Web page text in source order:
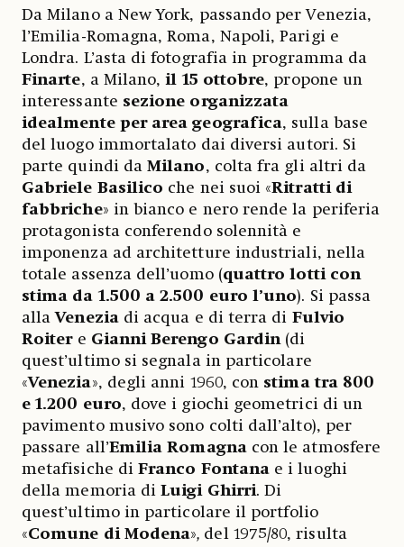
Da Milano a New York, passando per Venezia,
l’Emilia-Romagna, Roma, Napoli, Parigi e
Londra. L’asta di fotografia in programma da
Finarte, a Milano, il 15 ottobre, propone un
interessante sezione organizzata
idealmente per area geografica, sulla base
del luogo immortalato dai diversi autori. Si
parte quindi daMilano, colta fra gli altri da
Gabriele Basilico che nei suoi «Ritratti di
fabbriche» in bianco e nero rende la periferia
protagonista conferendo solennità e
imponenza ad architetture industriali, nella
totale assenza dell’uomo (quattro lotti con
stima da 1.500 a 2.500 euro l’uno). Si passa
allaVeneziadi acqua e di terra di Fulvio
Roiter e Gianni Berengo Gardin (di
quest’ultimo si segnala in particolare
«Venezia», degli anni 1960, con stima tra 800
e 1.200 euro, dove i giochi geometrici di un
pavimento musivo sono colti dall’alto), per
passare all’Emilia Romagnacon le atmosfere
metafisiche diFranco Fontana e i luoghi
della memoria diLuigi Ghirri. Di
quest’ultimo in particolare il portfolio
«Comune di Modena», del 1975/80, risulta